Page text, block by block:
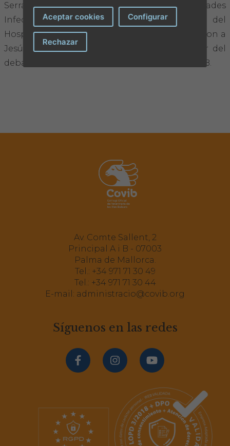
Serra; y el jefe de sección de Enfermedades
Infecciosas del Servicio de Medicina Interna del
Hospital Son Espases, Sión Jaume, acompañaron a
Jesús Martínez y al presentador y moderador del
debate, Antoni Bennàsar, presidente del COMIB.
Av. Comte Sallent, 2
Principal A i B - 07003
Palma de Mallorca.
Tel.: +34 971 71 30 49
Tel.: +34 971 71 30 44
E-mail: administracio@covib.org
Síguenos en las redes
Aceptar cookies Configurar
Rechazar